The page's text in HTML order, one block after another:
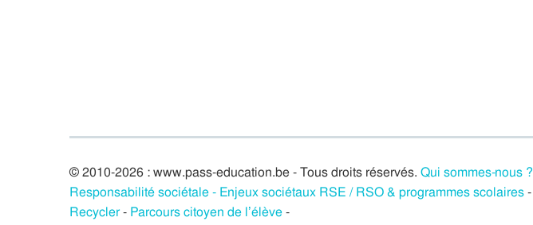
© 2010-2026 : www.pass-education.be - Tous droits réservés. Qui sommes-nous ?
Responsabilité sociétale - Enjeux sociétaux RSE / RSO & programmes scolaires-
Recycler- Parcours citoyen de l’élève-